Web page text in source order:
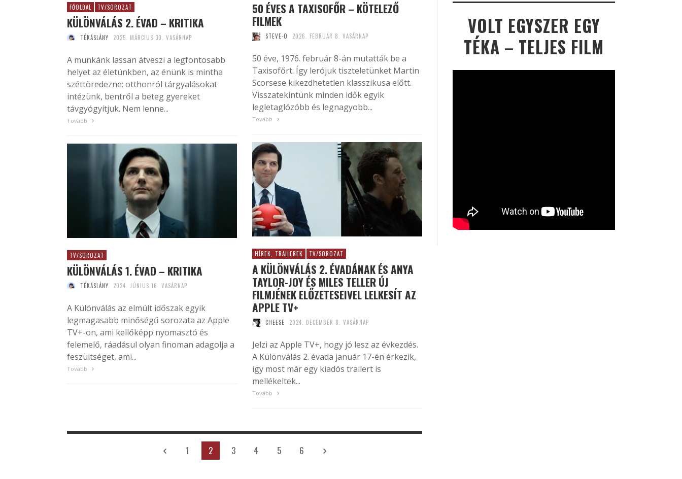
50 ÉVES A TAXISOFŐR – KÖTELEZŐ
FILMEK
STEVE-O 2026. FEBRUÁR 8. VASÁRNAP
50 éve, 1976. február 8-án mutatták be a
Taxisofőrt. Így lerójuk tiszteletünket Martin
Scorsese kikezdhetetlen klasszikusa előtt.
Visszatekintünk minden idők egyik
legletaglózóbb és legnagyobb...
Tovább
FŐOLDAL TV/SOROZAT
KÜLÖNVÁLÁS 2. ÉVAD – KRITIKA
TÉKÁSLÁNY 2025. MÁRCIUS 30. VASÁRNAP
A munkánk lassan átveszi a legfontosabb
helyet az életünkben, az énünk is mintha
széttöredezne: otthonról tárgyalásokat
intézünk, bentről a beteg gyereket
távgyógyítjuk. Nem lenne...
Tovább
HÍREK, TRAILEREK TV/SOROZAT
A KÜLÖNVÁLÁS 2. ÉVADÁNAK ÉS ANYA
TAYLOR-JOY ÉS MILES TELLER ÚJ
FILMJÉNEK ELŐZETESEIVEL LELKESÍT AZ
APPLE TV+
CHEESE 2024. DECEMBER 8. VASÁRNAP
Jelzi az Apple TV+, hogy jó lesz az évkezdés.
A Különválás 2. évada január 17-én érkezik,
így most már egy kiadós trailert is
mellékeltek...
Tovább
TV/SOROZAT
KÜLÖNVÁLÁS 1. ÉVAD – KRITIKA
TÉKÁSLÁNY 2024. JÚNIUS 16. VASÁRNAP
A Különválás az elmúlt időszak egyik
legmagasabb minőségű sorozata az Apple
TV+-on, ami kellőképp nyomasztó és
felemelő, ráadásul olyan finoman adagolja a
feszültséget, ami...
Tovább
1 2 3 4 5 6
VOLT EGYSZER EGY
TÉKA – TELJES FILM